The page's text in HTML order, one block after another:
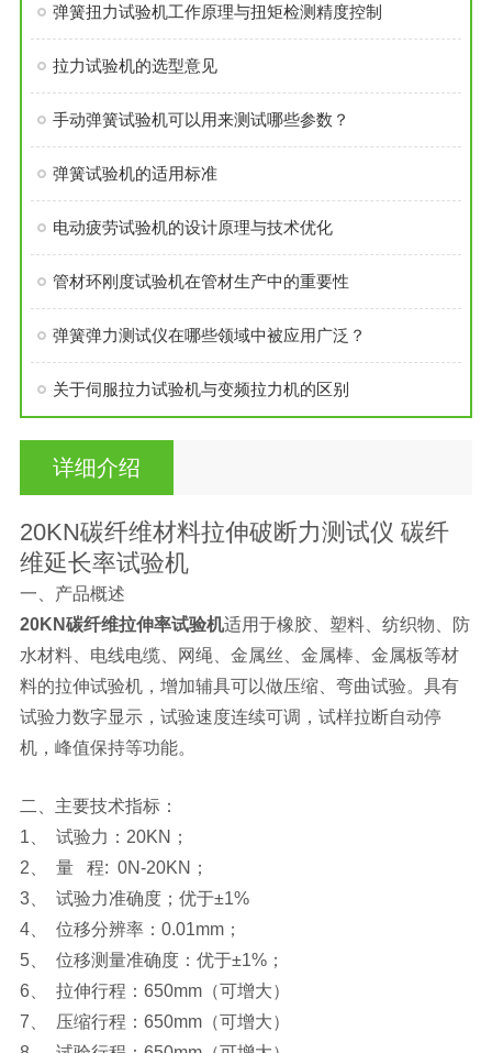
弹簧扭力试验机工作原理与扭矩检测精度控制
拉力试验机的选型意见
手动弹簧试验机可以用来测试哪些参数？
弹簧试验机的适用标准
电动疲劳试验机的设计原理与技术优化
管材环刚度试验机在管材生产中的重要性
弹簧弹力测试仪在哪些领域中被应用广泛？
关于伺服拉力试验机与变频拉力机的区别
详细介绍
20KN碳纤维材料拉伸破断力测试仪 碳纤
维延长率试验机
一、产品概述
20KN碳纤维拉伸率试验机适用于橡胶、塑料、纺织物、防
水材料、电线电缆、网绳、金属丝、金属棒、金属板等材
料的拉伸试验机，增加辅具可以做压缩、弯曲试验。具有
试验力数字显示，试验速度连续可调，试样拉断自动停
机，峰值保持等功能。
二、主要技术指标：
1、 试验力：20KN；
2、 量 程: 0N-20KN；
3、 试验力准确度；优于±1%
4、 位移分辨率：0.01mm；
5、 位移测量准确度：优于±1%；
6、 拉伸行程：650mm（可增大）
7、 压缩行程：650mm（可增大）